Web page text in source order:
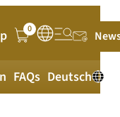
0
FAQs Deutsch